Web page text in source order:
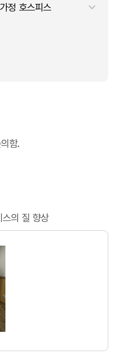
가정 호스피스
함.
의 질 향상